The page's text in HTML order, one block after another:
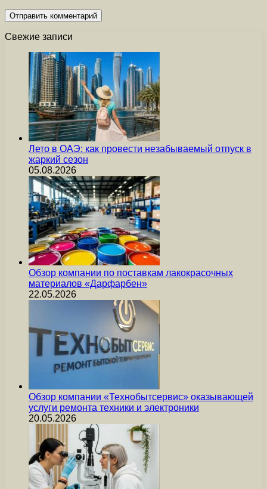
Свежие записи
Лето в ОАЭ: как провести незабываемый отпуск в
жаркий сезон
05.08.2026
Обзор компании по поставкам лакокрасочных
материалов «Дарфарбен»
22.05.2026
Обзор компании «Технобытсервис» оказывающей
услуги ремонта техники и электроники
20.05.2026